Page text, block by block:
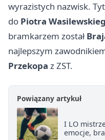
wyrazistych nazwisk.
do Piotra
bramkarzem został
najlepszym
Przekopa z ZST.
Powiązany artykuł
I LO
emocje,